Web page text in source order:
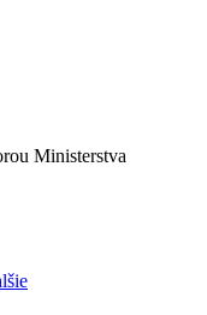
Ministerstva